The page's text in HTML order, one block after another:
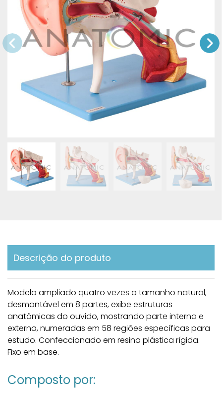
Descrição do produto
Modelo ampliado quatro vezes o tamanho natural,
desmontável em 8 partes, exibe estruturas
anatômicas do ouvido, mostrando parte interna e
externa, numeradas em 58 regiões específicas para
estudo. Confeccionado em resina plástica rígida.
Fixo em base.
Composto por: